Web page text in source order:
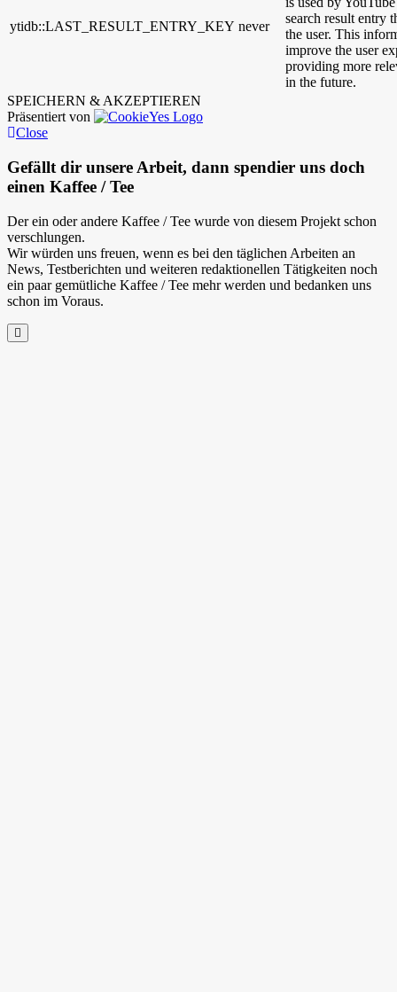
ytidb::LAST_RESULT_ENTRY_KEY never
search result entry
the user. This
improve the user
providing more
in the future.
SPEICHERN & AKZEPTIEREN
Präsentiert von
Close
Gefällt dir unsere Arbeit, dann spendier uns doch
einen Kaffee / Tee
Der ein oder andere Kaffee / Tee wurde von diesem Projekt schon
verschlungen.
Wir würden uns freuen, wenn es bei den täglichen Arbeiten an
News, Testberichten und weiteren redaktionellen Tätigkeiten noch
ein paar gemütliche Kaffee / Tee mehr werden und bedanken uns
schon im Voraus.